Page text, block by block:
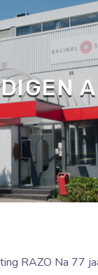
RAZO Na 77